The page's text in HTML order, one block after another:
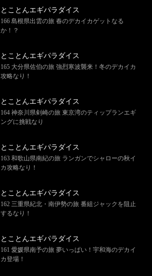
とことんエギパラダイス
166 島根県出雲の旅 春のデカイカゲットなる
か！？
とことんエギパラダイス
165 大分県佐伯の旅 強烈寒波襲来！冬のデカイカ
攻略なり！
とことんエギパラダイス
164 神奈川県剣崎の旅 東京湾のティップランエギ
ングに挑戦なり
とことんエギパラダイス
163 和歌山県南紀の旅 ランガンでシャローの秋イ
カ攻略なり！
とことんエギパラダイス
162 三重県紀北・南伊勢の旅 番組ジャックを阻止
するなり！
とことんエギパラダイス
161 愛媛県南予の旅 夢いっぱい！宇和海のデカイ
カ登場！